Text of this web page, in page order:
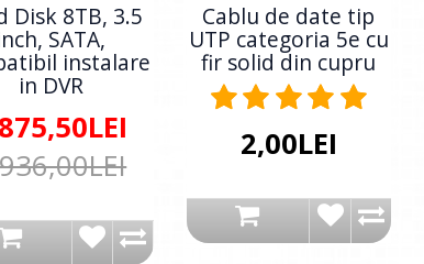
Disk 8TB, 3.5
SATA,
instalare
in DVR
Cablu de date tip
UTP categoria 5e cu
fir solid din cupru
2,00LEI